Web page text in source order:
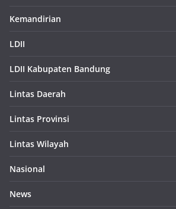
Kemandirian
LDII
LDII Kabupaten Bandung
Lintas Daerah
Lintas Provinsi
Lintas Wilayah
Nasional
News